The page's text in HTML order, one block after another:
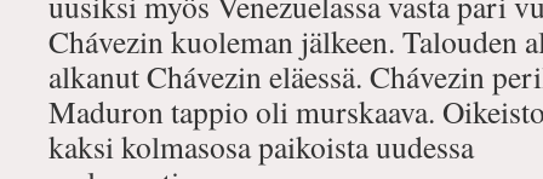
Chávezin kuoleman jälkeen. Talouden
alkanut Chávezin eläessä. Chávezin
Maduron tappio oli murskaava.
kaksi kolmasosa paikoista uudessa